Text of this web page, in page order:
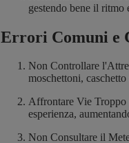
gestendo bene il ritmo
Errori Comuni e
Non Controllare
moschettoni,
Affrontare Vie Troppo
esperienza,
Non Consultare il